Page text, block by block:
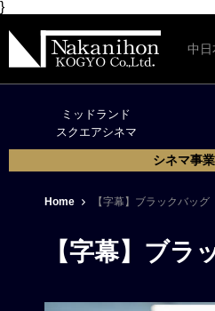
}
中日
ミッドランド
スクエアシネマ
シネマ事業
Home 【字幕】ブラックバッグ
【字幕】ブラ